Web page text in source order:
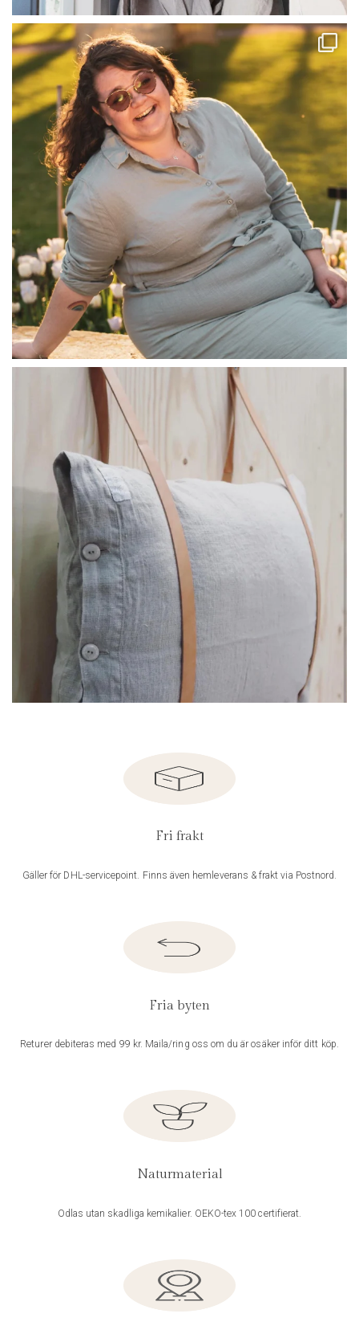
linliving
Jul 13
Fri frakt
Gäller för DHL-servicepoint. Finns även hemleverans & frakt via Postnord.
Fria byten
Returer debiteras med 99 kr. Maila/ring oss om du är osäker inför ditt köp.
Naturmaterial
Odlas utan skadliga kemikalier. OEKO-tex 100 certifierat.